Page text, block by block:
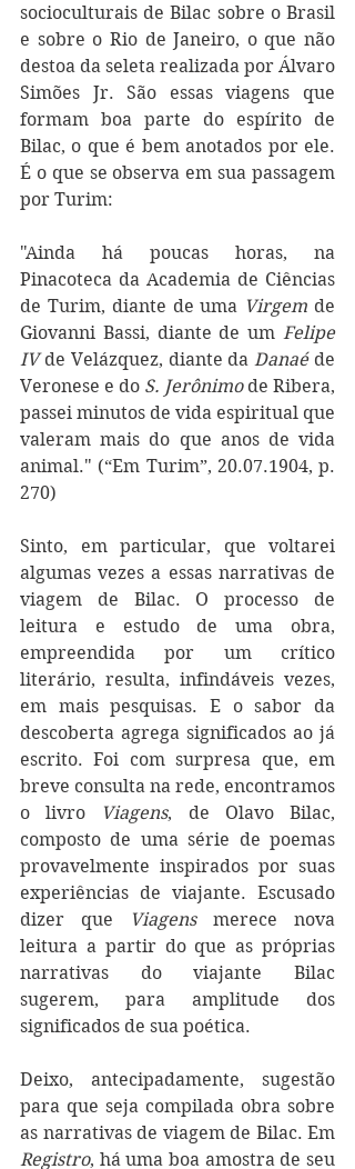
socioculturais de Bilac sobre o Brasil
e sobre o Rio de Janeiro, o que não
destoa da seleta realizada por Álvaro
Simões Jr. São essas viagens que
formam boa parte do espírito de
Bilac, o que é bem anotados por ele.
É o que se observa em sua passagem
por Turim:
"Ainda há poucas horas, na
Pinacoteca da Academia de Ciências
de Turim, diante de uma Virgem de
Giovanni Bassi, diante de um Felipe
IV de Velázquez, diante da Danaé de
Veronese e do S. Jerônimo de Ribera,
passei minutos de vida espiritual que
valeram mais do que anos de vida
animal." (“Em Turim”, 20.07.1904, p.
270)
Sinto, em particular, que voltarei
algumas vezes a essas narrativas de
viagem de Bilac. O processo de
leitura e estudo de uma obra,
empreendida por um crítico
literário, resulta, infindáveis vezes,
em mais pesquisas. E o sabor da
descoberta agrega significados ao já
escrito. Foi com surpresa que, em
breve consulta na rede, encontramos
o livro
Viagens, de Olavo Bilac,
composto de uma série de poemas
provavelmente inspirados por suas
experiências de viajante. Escusado
dizer que
Viagens merece nova
leitura a partir do que as próprias
narrativas do viajante Bilac
sugerem, para amplitude dos
significados de sua poética.
Deixo, antecipadamente, sugestão
para que seja compilada obra sobre
Registro, há uma boa amostra de seu